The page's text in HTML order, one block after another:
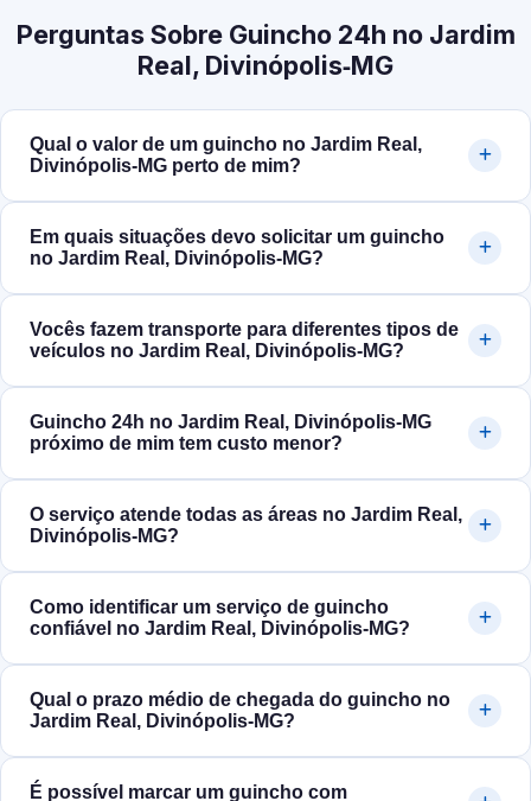
Perguntas Sobre Guincho 24h no Jardim
Real, Divinópolis‑MG
Qual o valor de um guincho no Jardim Real,
Divinópolis‑MG perto de mim?
Em quais situações devo solicitar um guincho
no Jardim Real, Divinópolis‑MG?
Vocês fazem transporte para diferentes tipos de
veículos no Jardim Real, Divinópolis‑MG?
Guincho 24h no Jardim Real, Divinópolis‑MG
próximo de mim tem custo menor?
O serviço atende todas as áreas no Jardim Real,
Divinópolis‑MG?
Como identificar um serviço de guincho
confiável no Jardim Real, Divinópolis‑MG?
Qual o prazo médio de chegada do guincho no
Jardim Real, Divinópolis‑MG?
É possível marcar um guincho com